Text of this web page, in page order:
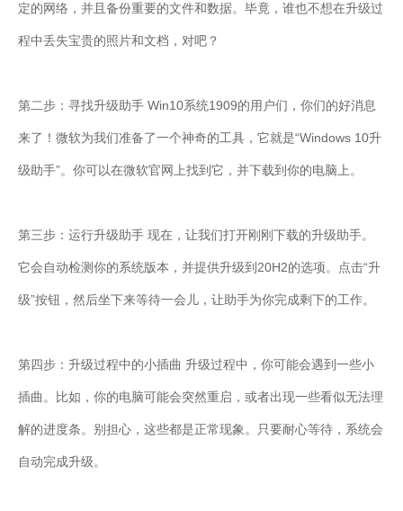
定的网络，并且备份重要的文件和数据。毕竟，谁也不想在升级过
程中丢失宝贵的照片和文档，对吧？
第二步：寻找升级助手 Win10系统1909的用户们，你们的好消息
来了！微软为我们准备了一个神奇的工具，它就是“Windows 10升
级助手”。你可以在微软官网上找到它，并下载到你的电脑上。
第三步：运行升级助手 现在，让我们打开刚刚下载的升级助手。
它会自动检测你的系统版本，并提供升级到20H2的选项。点击“升
级”按钮，然后坐下来等待一会儿，让助手为你完成剩下的工作。
第四步：升级过程中的小插曲 升级过程中，你可能会遇到一些小
插曲。比如，你的电脑可能会突然重启，或者出现一些看似无法理
解的进度条。别担心，这些都是正常现象。只要耐心等待，系统会
自动完成升级。